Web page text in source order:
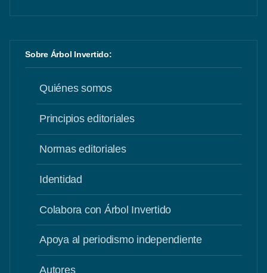
Sobre Árbol Invertido:
Quiénes somos
Principios editoriales
Normas editoriales
Identidad
Colabora con Árbol Invertido
Apoya al periodismo independiente
Autores